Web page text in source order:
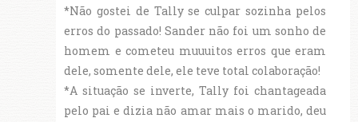
*Não gostei de Tally se culpar sozinha pelos
erros do passado! Sander não foi um sonho de
homem e cometeu muuuitos erros que eram
dele, somente dele, ele teve total colaboração!
*A situação se inverte, Tally foi chantageada
pelo pai e dizia não amar mais o marido, deu